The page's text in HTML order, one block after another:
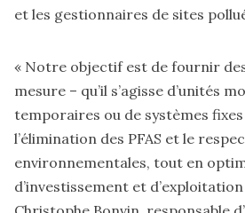
et les gestionnaires de sites
« Notre objectif est de fournir
mesure – qu’il s’agisse d’unités
temporaires ou de systèmes
l’élimination des PFAS et le
environnementales, tout en
d’investissement et